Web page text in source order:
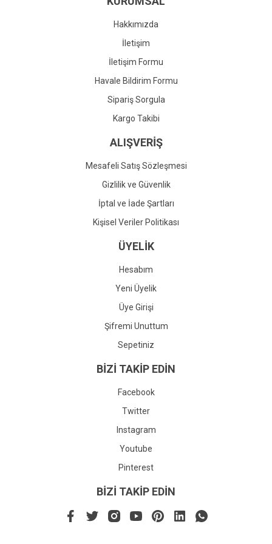
Gönder
Hakkımızda
İletişim
İletişim Formu
Havale Bildirim Formu
Sipariş Sorgula
Kargo Takibi
ALIŞVERİŞ
Mesafeli Satış Sözleşmesi
Gizlilik ve Güvenlik
İptal ve İade Şartları
Kişisel Veriler Politikası
ÜYELİK
Hesabım
Yeni Üyelik
Üye Girişi
Şifremi Unuttum
Sepetiniz
BİZİ TAKİP EDİN
Facebook
Twitter
Instagram
Youtube
Pinterest
BİZİ TAKİP EDİN